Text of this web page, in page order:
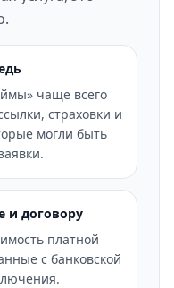
чаще всего
страховки и
могли быть
и договору
платной
с банковской